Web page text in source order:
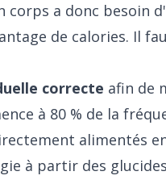
corps a donc besoin
de calories. Il
correcte afin de
à 80 % de la
alimentés
à partir des